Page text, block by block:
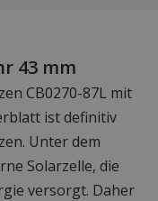
43 mm
CB0270-87L mit
ist definitiv
Unter dem
Solarzelle, die
versorgt. Daher